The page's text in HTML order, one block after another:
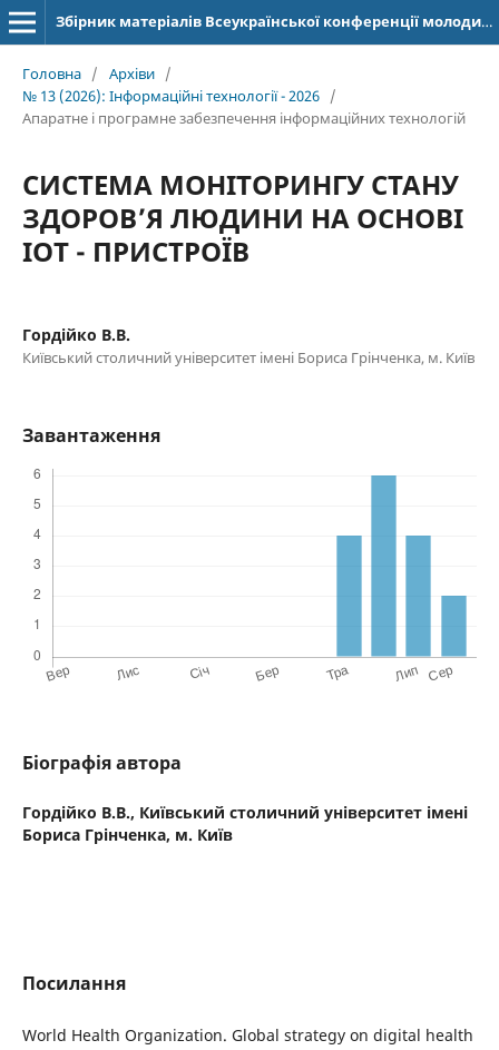
Збірник матеріалів Всеукраїнської конференції молодих учених "Інформаційні технології" (ISSN: 2664-2638)
Головна / Архіви /
№ 13 (2026): Інформаційні технології - 2026 /
Апаратне і програмне забезпечення інформаційних технологій
СИСТЕМА МОНІТОРИНГУ СТАНУ
ЗДОРОВ’Я ЛЮДИНИ НА ОСНОВІ
IOT - ПРИСТРОЇВ
Гордійко В.В.
Київський столичний університет імені Бориса Грінченка, м. Київ
Завантаження
Біографія автора
Гордійко В.В., Київський столичний університет імені
Бориса Грінченка, м. Київ
Посилання
World Health Organization. Global strategy on digital health